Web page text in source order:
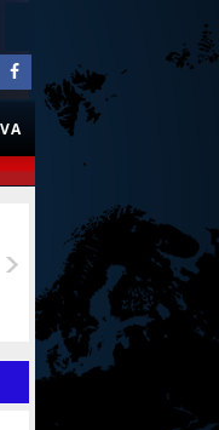
CRNA HRONIKA